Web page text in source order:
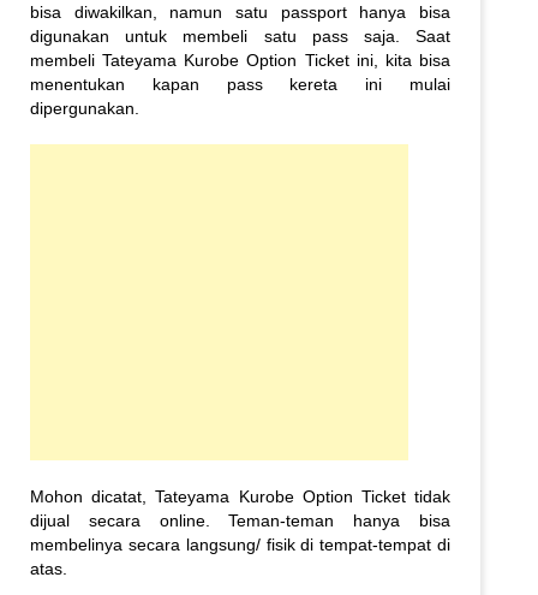
bisa diwakilkan, namun satu passport hanya bisa
digunakan untuk membeli satu pass saja. Saat
membeli Tateyama Kurobe Option Ticket ini, kita bisa
menentukan kapan pass kereta ini mulai
dipergunakan.
Mohon dicatat, Tateyama Kurobe Option Ticket tidak
dijual secara online. Teman-teman hanya bisa
membelinya secara langsung/ fisik di tempat-tempat di
atas.